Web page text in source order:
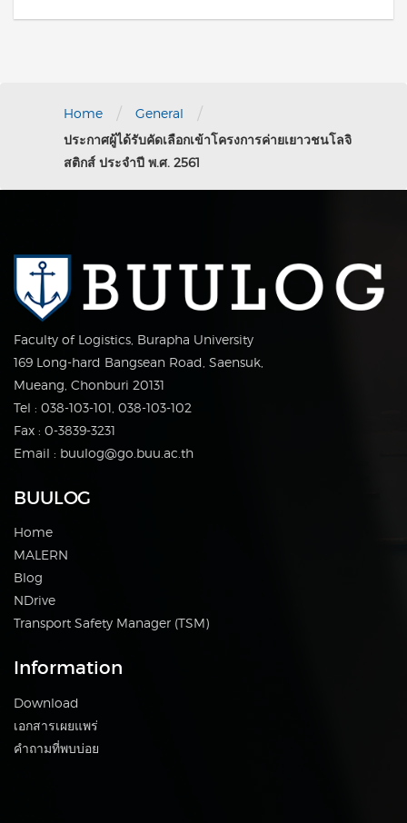
Home / General /
ประกาศผู้ได้รับคัดเลือกเข้าโครงการค่ายเยาวชนโลจิ
สติกส์ ประจำปี พ.ศ. 2561
Faculty of Logistics, Burapha University
169 Long-hard Bangsean Road, Saensuk,
Mueang, Chonburi 20131
Tel : 038-103-101, 038-103-102
Fax : 0-3839-3231
Email : buulog@go.buu.ac.th
BUULOG
Home
MALERN
Blog
NDrive
Transport Safety Manager (TSM)
Information
Download
เอกสารเผยแพร่
คำถามที่พบบ่อย